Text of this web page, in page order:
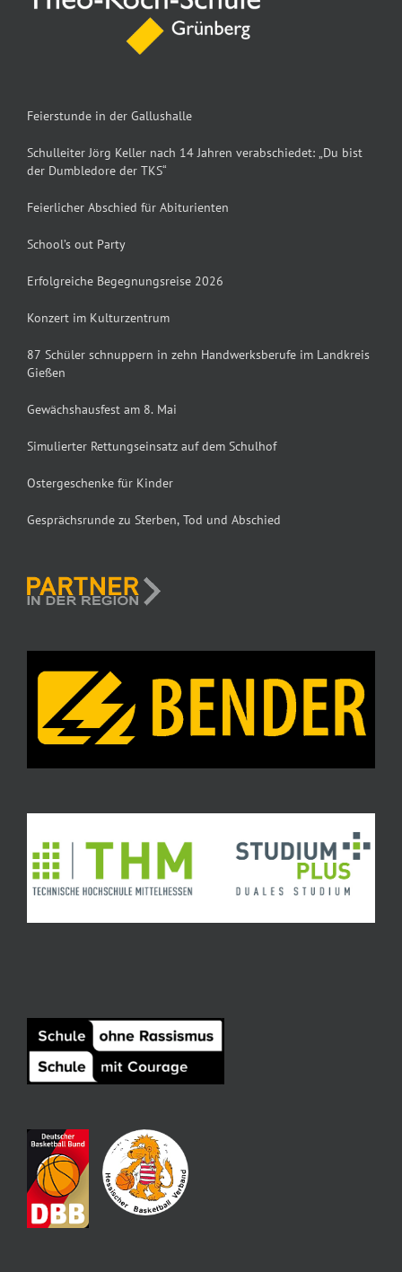
Feierstunde in der Gallushalle
Schulleiter Jörg Keller nach 14 Jahren verabschiedet: „Du bist
der Dumbledore der TKS“
Feierlicher Abschied für Abiturienten
School’s out Party
Erfolgreiche Begegnungsreise 2026
Konzert im Kulturzentrum
87 Schüler schnuppern in zehn Handwerksberufe im Landkreis
Gießen
Gewächshausfest am 8. Mai
Simulierter Rettungseinsatz auf dem Schulhof
Ostergeschenke für Kinder
Gesprächsrunde zu Sterben, Tod und Abschied